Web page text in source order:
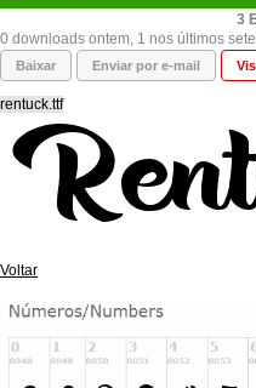
3
0 downloads ontem, 1 nos últimos
Baixar Enviar por e-mail
rentuck.ttf
Voltar